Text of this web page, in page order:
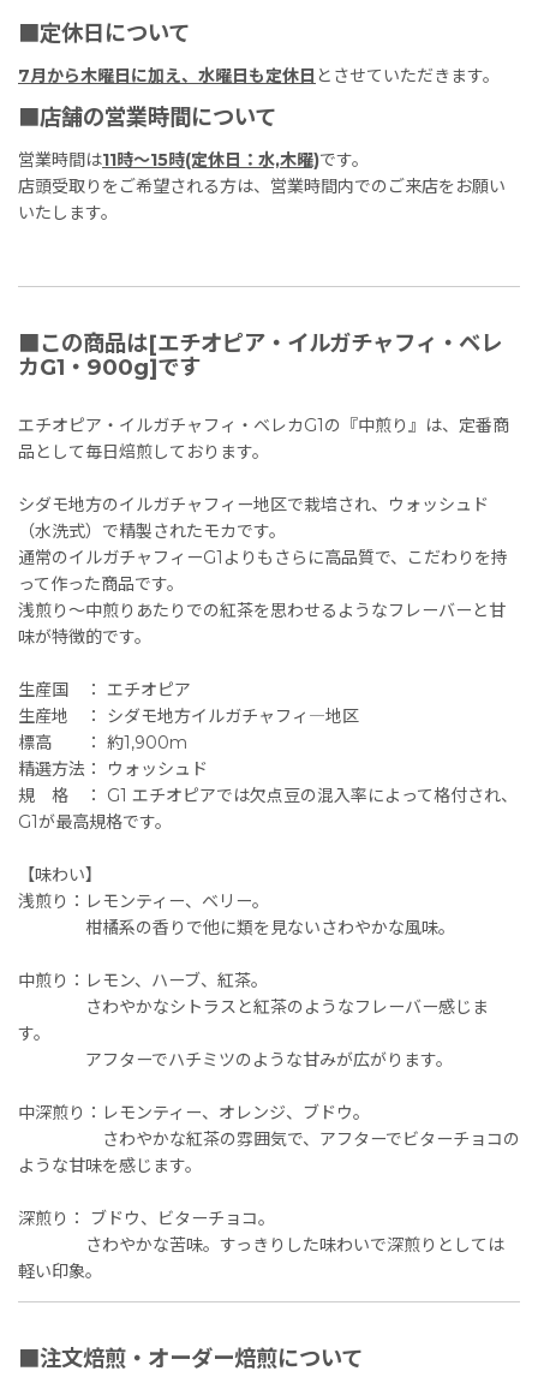
■定休日について
7月から木曜日に加え、水曜日も定休日 とさせていただきます。
■店舗の営業時間について
営業時間は11時〜15時(定休日：水,木曜)です。
店頭受取りをご希望される方は、営業時間内でのご来店をお願い
いたします。
■この商品は[エチオピア・イルガチャフィ・ベレ
カG1・900g]です
エチオピア・イルガチャフィ・ベレカG1の『中煎り』は、定番商
品として毎日焙煎しております。
シダモ地方のイルガチャフィー地区で栽培され、ウォッシュド
（水洗式）で精製されたモカです。
通常のイルガチャフィーG1よりもさらに高品質で、こだわりを持
って作った商品です。
浅煎り〜中煎りあたりでの紅茶を思わせるようなフレーバーと甘
味が特徴的です。
生産国 ： エチオピア
生産地 ： シダモ地方イルガチャフィ―地区
標高 ： 約1,900m
精選方法： ウォッシュド
規 格 ： G1 エチオピアでは欠点豆の混入率によって格付され、
G1が最高規格です。
【味わい】
浅煎り：レモンティー、ベリー。
柑橘系の香りで他に類を見ないさわやかな風味。
中煎り：レモン、ハーブ、紅茶。
さわやかなシトラスと紅茶のようなフレーバー感じま
す。
アフターでハチミツのような甘みが広がります。
中深煎り：レモンティー、オレンジ、ブドウ。
さわやかな紅茶の雰囲気で、アフターでビターチョコの
ような甘味を感じます。
深煎り： ブドウ、ビターチョコ。
さわやかな苦味。すっきりした味わいで深煎りとしては
軽い印象。
■注文焙煎・オーダー焙煎について